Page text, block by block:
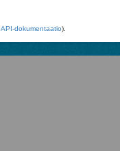
API-dokumentaatio).